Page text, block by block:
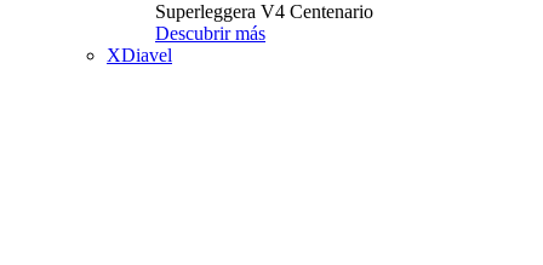
Superleggera V4 Centenario
Descubrir más
XDiavel